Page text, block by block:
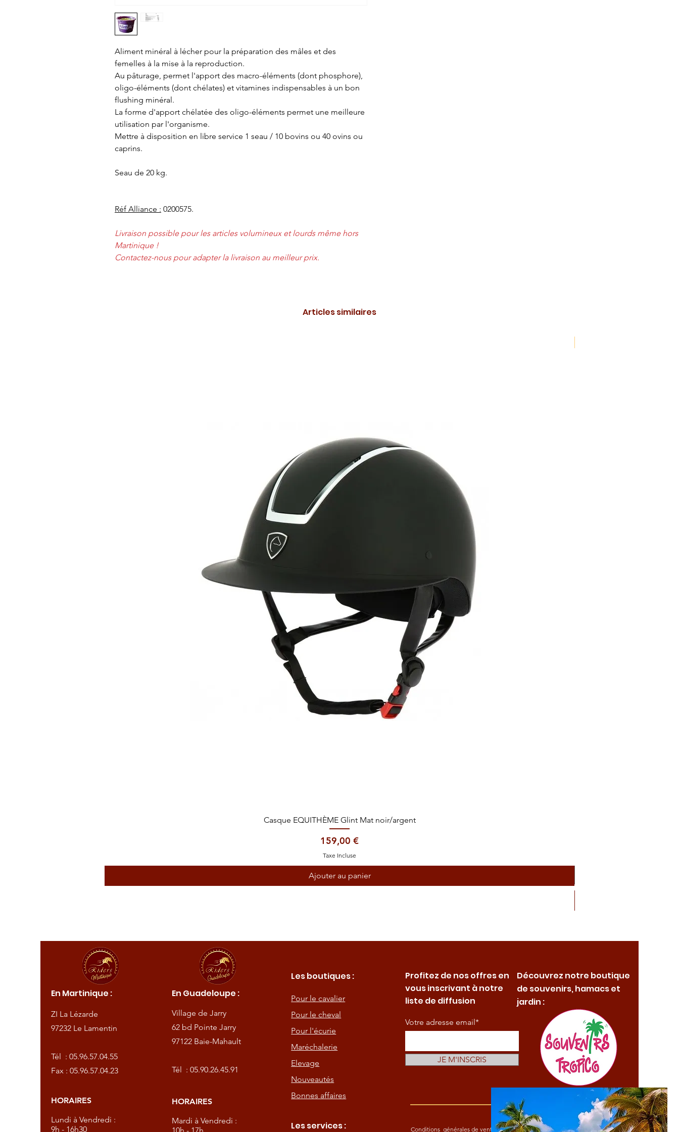
Aliment minéral à lécher pour la préparation des mâles et des
femelles à la mise à la reproduction.
Au pâturage, permet l'apport des macro-éléments (dont phosphore),
oligo-éléments (dont chélates) et vitamines indispensables à un bon
flushing minéral.
La forme d'apport chélatée des oligo-éléments permet une meilleure
utilisation par l'organisme.
Mettre à disposition en libre service 1 seau / 10 bovins ou 40 ovins ou
caprins.
Seau de 20 kg.
Réf Alliance : 0200575.
Livraison possible pour les articles volumineux et lourds même hors
Martinique !
Contactez-nous pour adapter la livraison au meilleur prix.
Articles similaires
Aperçu rapide
Casque EQUITHÈME Glint Mat noir/argent
Prix
159,00 €
Taxe Incluse
Ajouter au panier
En Martinique :
ZI La Lézarde
97232 Le Lamentin
Tél :05.96.57.04.55
Fax : 05.96.57.04.23
HORAIRES
Lundi à Vendredi :
9h - 16h30
En Guadeloupe :
Village de Jarry
62 bd Pointe Jarry
97122 Baie-Mahault
Tél : 05.90.26.45.91
HORAIRES
Mardi à Vendredi :
Les boutiques :
Pour le cavalier
Pour le cheval
Pour l'écurie
Maréchalerie
Elevage
Nouveautés
Bonnes affaires
Les services :
Profitez de nos offres en
vous inscrivant à notre
liste de diffusion
Votre adresse email*
JE M'INSCRIS
Conditions générales de vente
Découvrez notre boutique
de souvenirs, hamacs et
jardin :